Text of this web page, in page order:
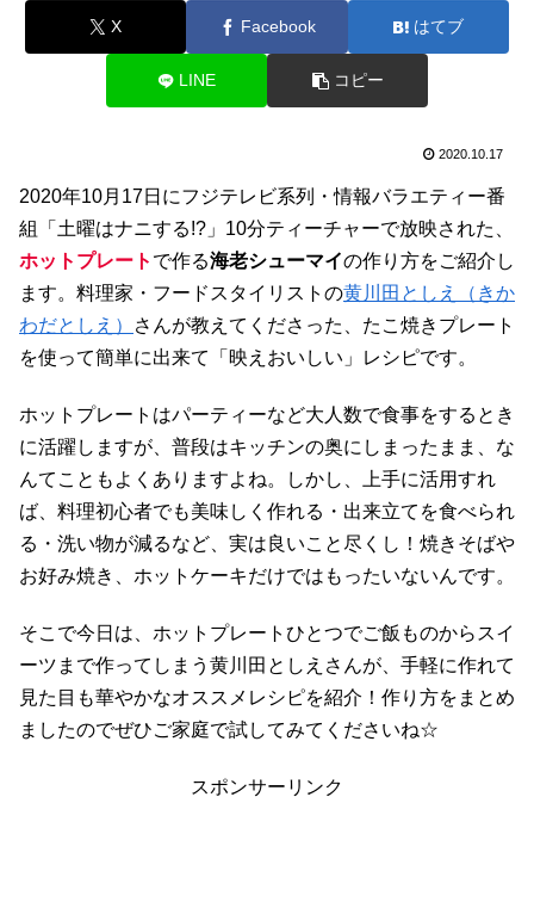
X Facebook はてブ
LINE コピー
2020.10.17
2020年10月17日にフジテレビ系列・情報バラエティー番
組「土曜はナニする!?」10分ティーチャーで放映された、
ホットプレート で作る海老シューマイの作り方をご紹介し
ます。料理家・フードスタイリストの黄川田としえ（きか
わだとしえ）
さんが教えてくださった、たこ焼きプレート
を使って簡単に出来て「映えおいしい」レシピです。
ホットプレートはパーティーなど大人数で食事をするとき
に活躍しますが、普段はキッチンの奥にしまったまま、な
んてこともよくありますよね。しかし、上手に活用すれ
ば、料理初心者でも美味しく作れる・出来立てを食べられ
る・洗い物が減るなど、実は良いこと尽くし！焼きそばや
お好み焼き、ホットケーキだけではもったいないんです。
そこで今日は、ホットプレートひとつでご飯ものからスイ
ーツまで作ってしまう黄川田としえさんが、手軽に作れて
見た目も華やかなオススメレシピを紹介！作り方をまとめ
ましたのでぜひご家庭で試してみてくださいね☆
スポンサーリンク